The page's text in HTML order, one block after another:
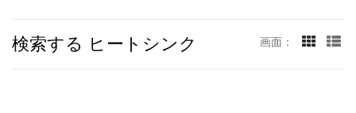
検索する ヒートシンク 画面：